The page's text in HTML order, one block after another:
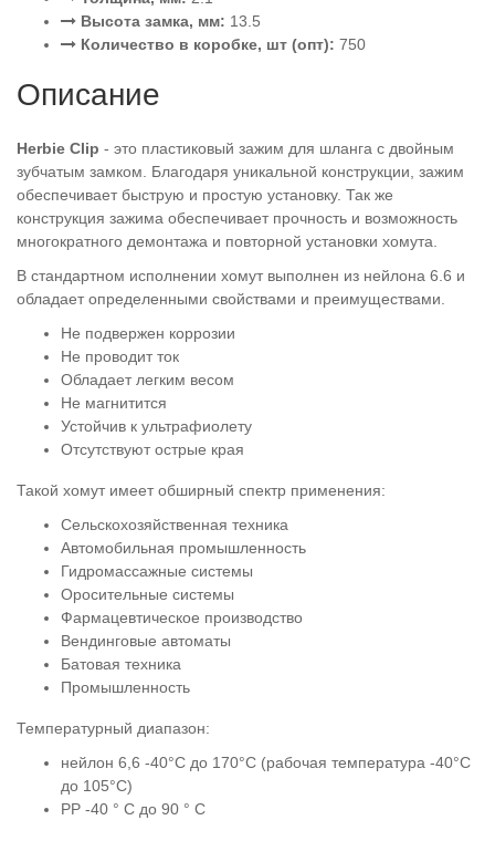
Высота замка, мм: 13.5
Количество в коробке, шт (опт): 750
Описание
Herbie Clip - это пластиковый зажим для шланга с двойным
зубчатым замком. Благодаря уникальной конструкции, зажим
обеспечивает быструю и простую установку. Так же
конструкция зажима обеспечивает прочность и возможность
многократного демонтажа и повторной установки хомута.
В стандартном исполнении хомут выполнен из нейлона 6.6 и
обладает определенными свойствами и преимуществами.
Не подвержен коррозии
Не проводит ток
Обладает легким весом
Не магнитится
Устойчив к ультрафиолету
Отсутствуют острые края
Такой хомут имеет обширный спектр применения:
Сельскохозяйственная техника
Автомобильная промышленность
Гидромассажные системы
Оросительные системы
Фармацевтическое производство
Вендинговые автоматы
Батовая техника
Промышленность
Температурный диапазон:
нейлон 6,6 -40°C до 170°C (рабочая температура -40°C
до 105°C)
PP -40 ° C до 90 ° C